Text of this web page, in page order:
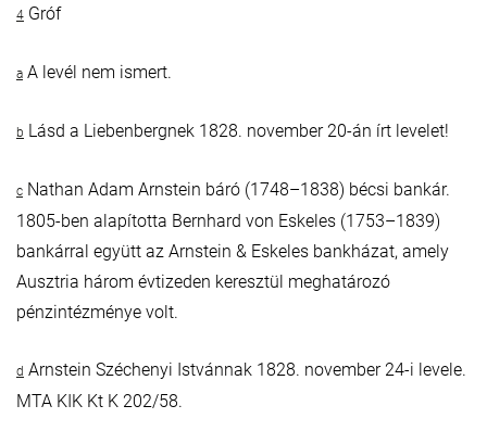
4 Gróf
a A levél nem ismert.
b Lásd a Liebenbergnek 1828. november 20-án írt levelet!
c Nathan Adam Arnstein báró (1748–1838) bécsi bankár.
1805-ben alapította Bernhard von Eskeles (1753–1839)
bankárral együtt az Arnstein & Eskeles bankházat, amely
Ausztria három évtizeden keresztül meghatározó
pénzintézménye volt.
d Arnstein Széchenyi Istvánnak 1828. november 24-i levele.
MTA KIK Kt K 202/58.